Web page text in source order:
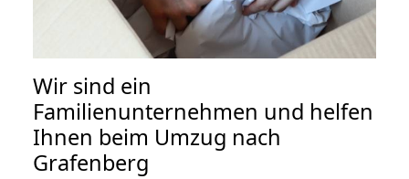
Wir sind ein
Familienunternehmen und helfen
Ihnen beim Umzug nach
Grafenberg